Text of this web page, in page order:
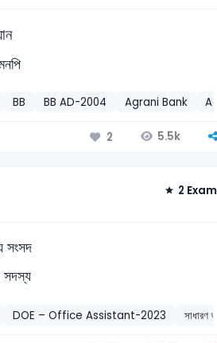
BB BB AD-2004 Agrani Bank
2 5.5k
2
সংসদ
সদস্য
DOE – Office Assistant-2023 সাধারণ